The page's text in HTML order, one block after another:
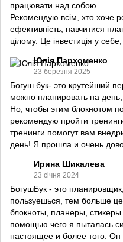
працювати над собою.
Рекомендую всім, хто хоче
ефективність, навчитися
цілому. Це інвестиція у
Юлія Пархоменко
23 березня 2025
Богуш бук- это крутейший
можно планировать на
Но, чтобы этим блокнотом
рекомендую пройти
тренинги помогут вам
день! Я прошла и очень
Ирина Шикалева
23 січня 2024
БогушБук - это
пользуешься, тем больше
блокноты, планеры,
помощью чего я пыталась
настоящее и более того.